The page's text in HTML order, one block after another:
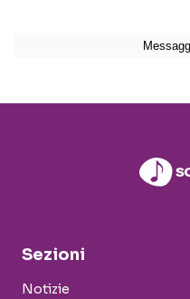
Sezioni
Notizie